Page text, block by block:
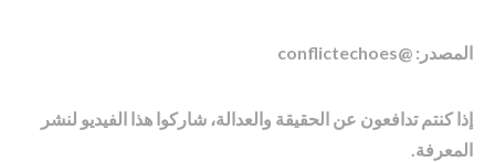
المصدر: @conflictechoes
إذا كنتم تدافعون عن الحقيقة والعدالة، شاركوا هذا الفيديو لنشر
المعرفة.